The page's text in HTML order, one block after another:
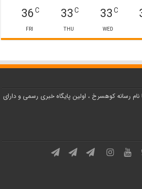
33C
WED
33C
THU
36C
FRI
نام رسانه کوهسرخ ، اولین پایگاه خبری رسمی و دارای